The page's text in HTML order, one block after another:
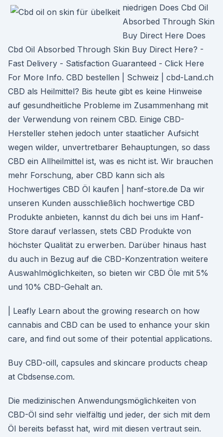
niedrigen Does Cbd Oil
Absorbed Through Skin
Buy Direct Here Does
Cbd Oil Absorbed Through Skin Buy Direct Here? -
Fast Delivery - Satisfaction Guaranteed - Click Here
For More Info. CBD bestellen | Schweiz | cbd-Land.ch
CBD als Heilmittel? Bis heute gibt es keine Hinweise
auf gesundheitliche Probleme im Zusammenhang mit
der Verwendung von reinem CBD. Einige CBD-
Hersteller stehen jedoch unter staatlicher Aufsicht
wegen wilder, unvertretbarer Behauptungen, so dass
CBD ein Allheilmittel ist, was es nicht ist. Wir brauchen
mehr Forschung, aber CBD kann sich als
Hochwertiges CBD Öl kaufen | hanf-store.de Da wir
unseren Kunden ausschließlich hochwertige CBD
Produkte anbieten, kannst du dich bei uns im Hanf-
Store darauf verlassen, stets CBD Produkte von
höchster Qualität zu erwerben. Darüber hinaus hast
du auch in Bezug auf die CBD-Konzentration weitere
Auswahlmöglichkeiten, so bieten wir CBD Öle mit 5%
und 10% CBD-Gehalt an.
| Leafly Learn about the growing research on how
cannabis and CBD can be used to enhance your skin
care, and find out some of their potential applications.
Buy CBD-oill, capsules and skincare products cheap
at Cbdsense.com.
Die medizinischen Anwendungsmöglichkeiten von
CBD-Öl sind sehr vielfältig und jeder, der sich mit dem
Öl bereits befasst hat, wird mit diesen vertraut sein.